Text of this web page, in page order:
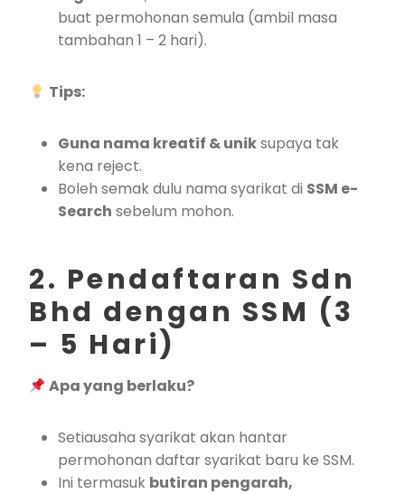
buat permohonan semula (ambil masa
tambahan 1 – 2 hari).
Tips:
Guna nama kreatif & uniksupaya tak
kena reject.
Boleh semak dulu nama syarikat di SSM e-
Search sebelum mohon.
2. Pendaftaran Sdn
Bhd dengan SSM (3
– 5 Hari)
Apa yang berlaku?
Setiausaha syarikat akan hantar
permohonan daftar syarikat baru ke SSM.
Ini termasuk butiran pengarah,